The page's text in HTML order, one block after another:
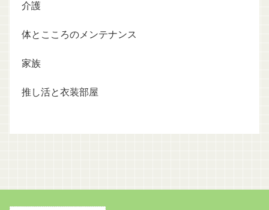
介護
体とこころのメンテナンス
家族
推し活と衣装部屋